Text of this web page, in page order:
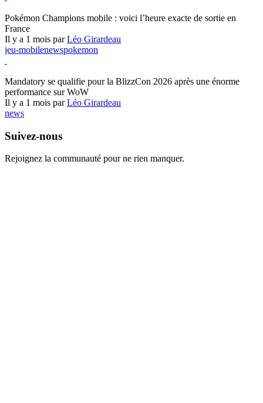
Pokémon Champions mobile : voici l’heure exacte de sortie en
France
Il y a 1 mois parLéo Girardeau
jeu-mobilenewspokemon
Mandatory se qualifie pour la BlizzCon 2026 après une énorme
performance sur WoW
Il y a 1 mois parLéo Girardeau
news
Suivez-nous
Rejoignez la communauté pour ne rien manquer.